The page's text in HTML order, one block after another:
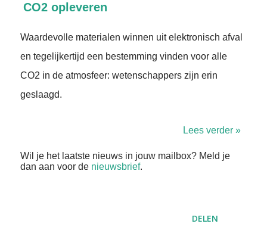
CO2 opleveren
Waardevolle materialen winnen uit elektronisch afval
en tegelijkertijd een bestemming vinden voor alle
CO2 in de atmosfeer: wetenschappers zijn erin
geslaagd.
Lees verder »
Wil je het laatste nieuws in jouw mailbox? Meld je
dan aan voor de nieuwsbrief.
DELEN